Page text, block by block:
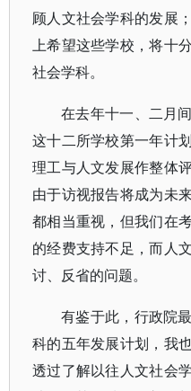
顾人文社会学科的发展
上希望这些学校，将十
社会学科。
在去年十一、二月
这十二所学校第一年计
理工与人文发展作整体
由于访视报告将成为未
都相当重视，但我们在
的经费支持不足，而人
讨、反省的问题。
有鉴于此，行政院
科的五年发展计划，我
透过了解以往人文社会